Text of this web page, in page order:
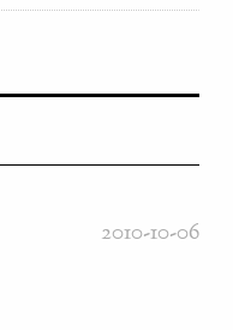
2010-10-06